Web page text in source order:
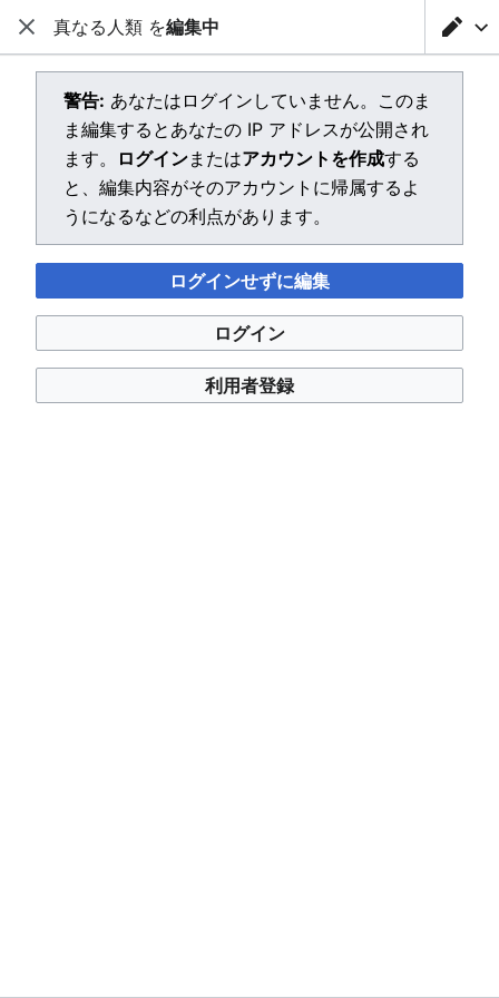
転生したらスライムだった件Wiki
「真なる人類」を作成中
エディターを読み込んでいます。このメッセージが引き続
き表示される場合、ページを再読み込み してください。
プライバシー・ポリシー デスクトップ
閉じる真なる人類 を編集中
警告: あなたはログインしていません。このま
ま編集するとあなたの IP アドレスが公開され
ます。
ログインまたはアカウントを作成する
と、編集内容がそのアカウントに帰属するよ
うになるなどの利点があります。
ログインせずに編集
ログイン
利用者登録